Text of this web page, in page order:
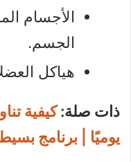
الأجسام
الجسم.
هياكل
ذات صلة:
يوميًا | برنامج